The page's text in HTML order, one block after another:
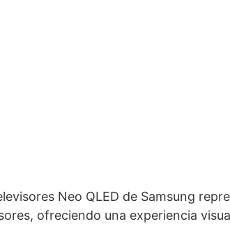
Neo QLED de Samsung
ofreciendo una experiencia